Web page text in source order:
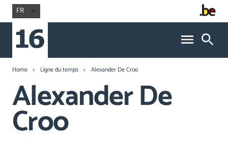
FR
Home Ligne du temps Alexander De Croo
Alexander De
Croo